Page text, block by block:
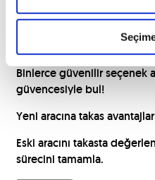
Ücretsiz ekspertiz sonrası,
hesabında!
İkinci el araç mı arıyorsun?
Binlerce güvenilir seçenek
güvencesiyle bul!
Yeni aracına takas
Eski aracını takasta
sürecini tamamla.